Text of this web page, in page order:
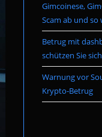
Gimcoinese,
Scam ab und so
Betrug mit
schützen Sie
Warnung vor
Krypto-Betrug